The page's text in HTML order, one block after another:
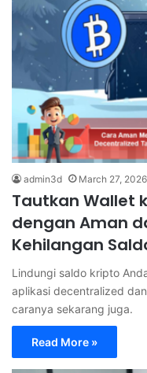
admin3d March 27, 2026
Tautkan Wallet
dengan Aman
Kehilangan
Lindungi saldo kripto
aplikasi decentralized
caranya sekarang juga.
Read More »